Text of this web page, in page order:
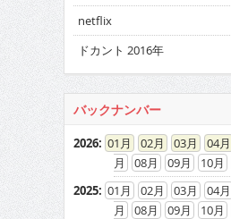
netflix
ドカント 2016年
バックナンバー
2026: 01 02 03 04
08
09 10
2025: 01 02 03 04
08
09 10